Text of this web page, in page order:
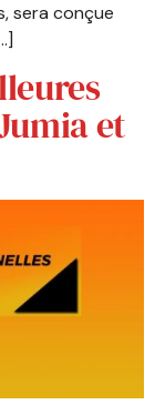
sera conçue
et